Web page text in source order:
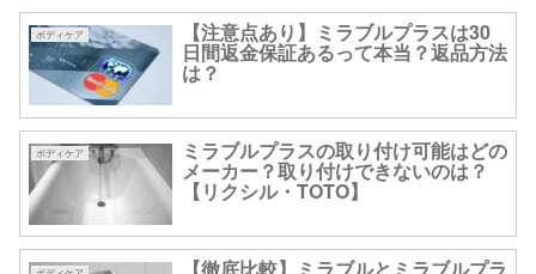
ボディケア 【注意点あり】ミラブルプラスは30
日間返金保証あるって本当？返品方法
は？
ボディケア ミラブルプラスの取り付け可能はどの
メーカー？取り付けできないのは？
【リクシル・TOTO】